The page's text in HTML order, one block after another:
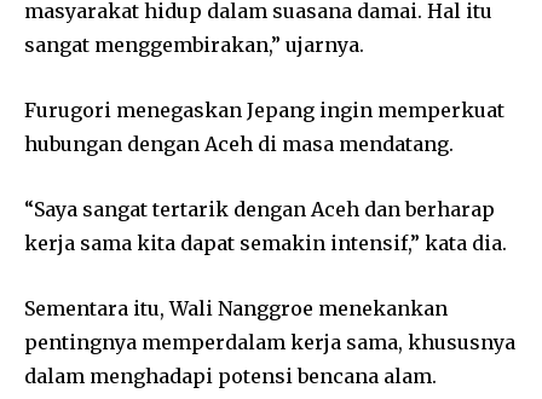
masyarakat hidup dalam suasana damai. Hal itu
sangat menggembirakan,” ujarnya.
Furugori menegaskan Jepang ingin memperkuat
hubungan dengan Aceh di masa mendatang.
“Saya sangat tertarik dengan Aceh dan berharap
kerja sama kita dapat semakin intensif,” kata dia.
Sementara itu, Wali Nanggroe menekankan
pentingnya memperdalam kerja sama, khususnya
dalam menghadapi potensi bencana alam.